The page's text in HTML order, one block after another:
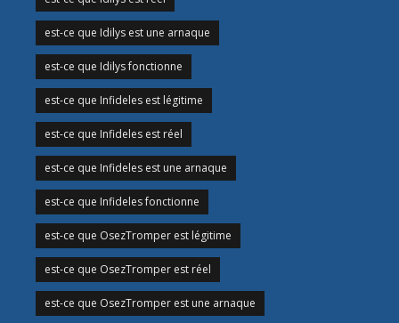
est-ce que Idilys est une arnaque
est-ce que Idilys fonctionne
est-ce que Infideles est légitime
est-ce que Infideles est réel
est-ce que Infideles est une arnaque
est-ce que Infideles fonctionne
est-ce que OsezTromper est légitime
est-ce que OsezTromper est réel
est-ce que OsezTromper est une arnaque